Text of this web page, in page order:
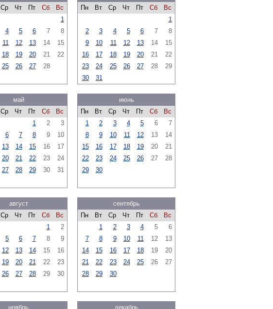
Ср Чт Пт Сб
Вс
1
4 5 6 7
8
11 12 13 14
15
18 19 20 21
22
25 26 27 28
Пн
Вт Ср Чт Пт Сб
Вс
1
2
3 4 5 6 7
8
9
10 11 12 13 14
15
16
17 18 19 20 21
22
23
24 25 26 27 28
29
30
31
май
Ср Чт Пт Сб
Вс
1
2
3
6 7 8 9
10
13 14 15 16
17
20 21 22 23
24
27 28 29 30 31
июнь
Пн
Вт Ср Чт Пт Сб
Вс
1
2 3 4 5 6
7
8
9 10 11 12 13
14
15
16 17 18 19 20
21
22
23 24 25 26 27
28
29
30
август
Ср Чт Пт Сб
Вс
1
2
5 6 7 8
9
12 13 14 15
16
19 20 21 22
23
26 27 28 29
30
сентябрь
Пн
Вт Ср Чт Пт Сб
Вс
1
2 3 4 5
6
7
8 9 10 11 12
13
14
15 16 17 18 19
20
21
22 23 24 25 26
27
28
29 30
ноябрь декабрь